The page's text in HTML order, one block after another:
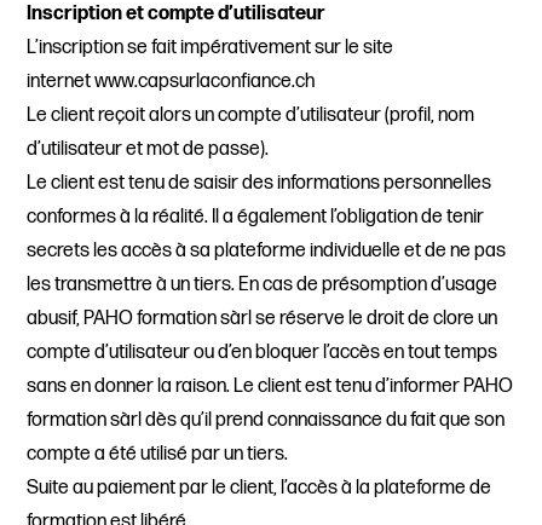
Inscription et compte d’utilisateur
L’inscription se fait impérativement sur le site
internet www.capsurlaconfiance.ch
Le client reçoit alors un compte d’utilisateur (profil, nom
d’utilisateur et mot de passe).
Le client est tenu de saisir des informations personnelles
conformes à la réalité. Il a également l’obligation de tenir
secrets les accès à sa plateforme individuelle et de ne pas
les transmettre à un tiers. En cas de présomption d’usage
abusif, PAHO formation sàrl se réserve le droit de clore un
compte d’utilisateur ou d’en bloquer l’accès en tout temps
sans en donner la raison. Le client est tenu d’informer PAHO
formation sàrl dès qu’il prend connaissance du fait que son
compte a été utilisé par un tiers.
Suite au paiement par le client, l’accès à la plateforme de